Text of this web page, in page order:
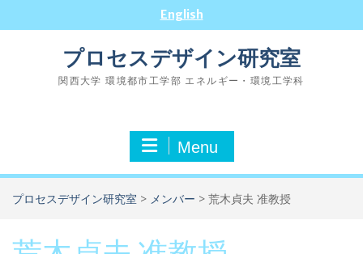
English
プロセスデザイン研究室
関西大学 環境都市工学部 エネルギー・環境工学科
Menu
プロセスデザイン研究室 > メンバー > 荒木貞夫 准教授